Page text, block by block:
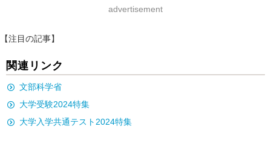
advertisement
【注目の記事】
関連リンク
文部科学省
大学受験2024特集
大学入学共通テスト2024特集